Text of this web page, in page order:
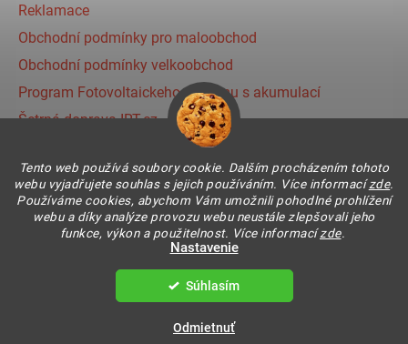
Tento web používá soubory cookie. Dalším procházením tohoto
webu vyjadřujete souhlas s jejich používáním. Více informacízde.
Používáme cookies, abychom Vám umožnili pohodlné prohlížení
webu a díky analýze provozu webu neustále zlepšovali jeho
funkce, výkon a použitelnost. Více informacízde.
Nastavenie
Odmietnuť
Súhlasím
Reklamace
Obchodní podmínky pro maloobchod
Obchodní podmínky velkoobchod
Program Fotovoltaickeho systému s akumulací
Šetrná doprava IRT.cz
Prihlásenie affiliate partnera
Instagram
IR THERMIC s.r.o. | IRT
Upraviť nastavenie cookies